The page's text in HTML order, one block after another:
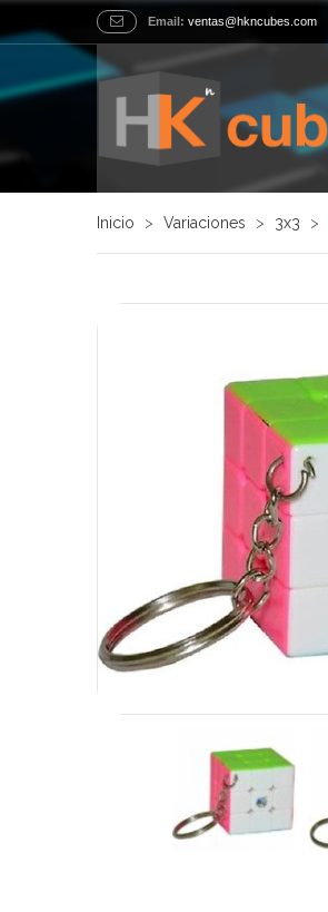
Email: ventas@hkncubes.com
Inicio > Variaciones > 3x3 >